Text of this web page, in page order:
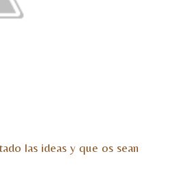
las ideas y que os sean